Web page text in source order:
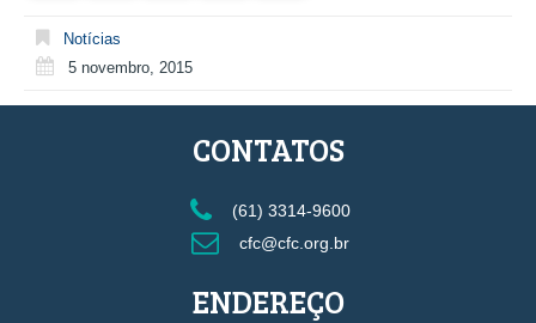
Notícias
5 novembro, 2015
CONTATOS
(61) 3314-9600
cfc@cfc.org.br
ENDEREÇO